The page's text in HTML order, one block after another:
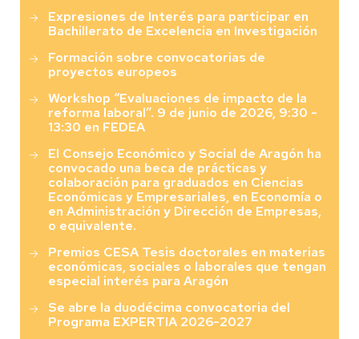
Expresiones de Interés para participar en
Bachillerato de Excelencia en Investigación
Formación sobre convocatorias de
proyectos europeos
Workshop “Evaluaciones de impacto de la
reforma laboral”. 9 de junio de 2026, 9:30 -
13:30 en FEDEA
El Consejo Económico y Social de Aragón ha
convocado una beca de prácticas y
colaboración para graduados en Ciencias
Económicas y Empresariales, en Economía o
en Administración y Dirección de Empresas,
o equivalente.
Premios CESA Tesis doctorales en materias
económicas, sociales o laborales que tengan
especial interés para Aragón
Se abre la duodécima convocatoria del
Programa EXPERTIA 2026-2027